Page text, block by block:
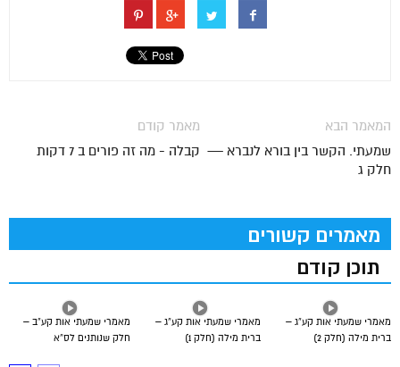
מאמר קודם
קבלה - מה זה פורים ב 7 דקות
המאמר הבא
שמעתי. הקשר בין בורא לנברא —
חלק ג
מאמרים קשורים
תוכן קודם
מאמרי שמעתי אות קע”ב –
חלק שנותנים לס”א
מאמרי שמעתי אות קע”ג –
ברית מילה (חלק 1)
מאמרי שמעתי אות קע”ג –
ברית מילה (חלק 2)